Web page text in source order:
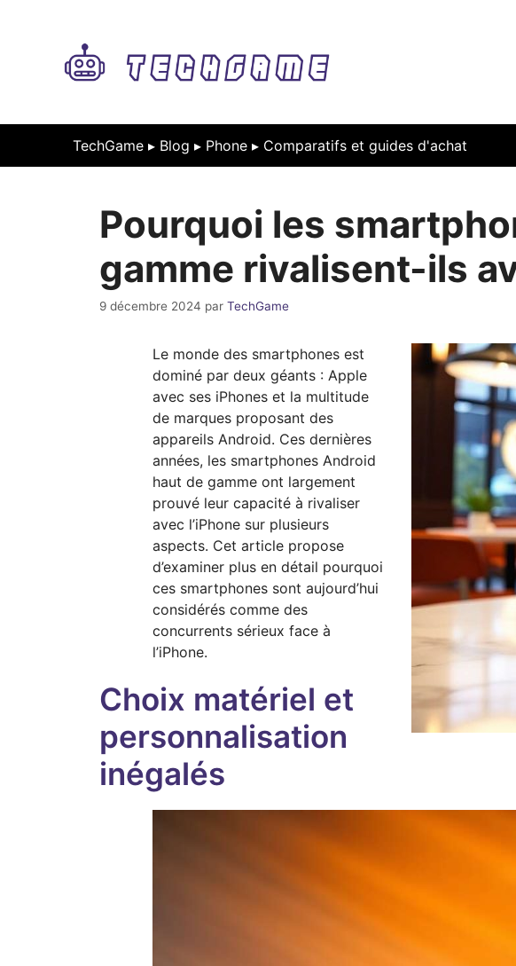
TechGame ▸ Blog ▸ Phone ▸ Comparatifs et guides d'achat
Pourquoi les
gamme rivalisent-ils
9 décembre 2024 par TechGame
Le monde des smartphones est
dominé par deux géants : Apple
avec ses iPhones et la multitude
de marques proposant des
appareils Android. Ces dernières
années, les smartphones Android
haut de gamme ont largement
prouvé leur capacité à rivaliser
avec l’iPhone sur plusieurs
aspects. Cet article propose
d’examiner plus en détail pourquoi
ces smartphones sont aujourd’hui
considérés comme des
concurrents sérieux face à
l’iPhone.
Choix matériel et
personnalisation
inégalés